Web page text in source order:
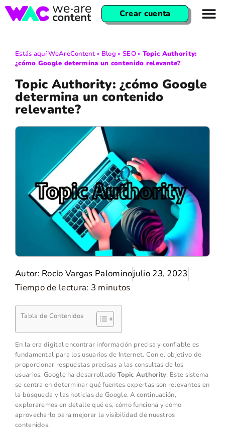
Crear cuenta
Estás aquíWeAreContent» Blog » SEO» Topic Authority:
¿cómo Google determina un contenido relevante?
Topic Authority: ¿cómo Google
determina un contenido
relevante?
Autor: Rocío Vargas Palominojulio 23, 2023
Tiempo de lectura: 3 minutos
Tabla de Contenidos
En la era digital encontrar información precisa y confiable es
fundamental para los usuarios de Internet. Con el objetivo de
proporcionar respuestas precisas a las consultas de los
usuarios, Google ha desarrollado Topic Authority. Este sistema
se centra en determinar qué fuentes expertas son relevantes en
la búsqueda y las noticias de Google. A continuación,
exploraremos en detalle qué es, cómo funciona y cómo
aprovecharlo para mejorar la visibilidad de nuestros
contenidos.